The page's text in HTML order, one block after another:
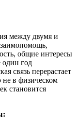
между двумя и
общие интересы
один год
связь перерастает
не в физическом
становится